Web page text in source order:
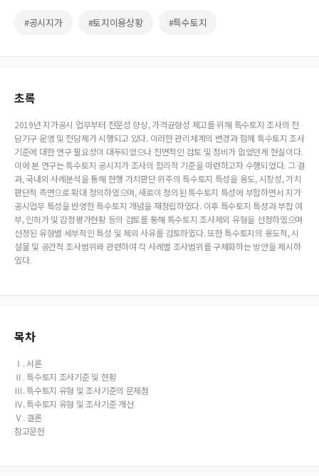
#공시지가 #토지이용상황 #특수토지
초록
2019년 지가공시 업무부터 전문성 향상, 가격균형성 제고를 위해 특수토지 조사의 전
담기구 운영 및 전담제가 시행되고 있다. 이러한 관리체계의 변경과 함께 특수토지 조사
기준에 대한 연구 필요성이 대두되었으나 전면적인 검토 및 정비가 없었던게 현실이다.
이에 본 연구는 특수토지 공시지가 조사의 합리적 기준을 마련하고자 수행되었다. 그 결
과, 국내외 사례분석을 통해 현행 가치판단 위주의 특수토지 특성을 용도, 시장성, 가치
판단적 측면으로 확대 정의하였으며, 새로이 정의된 특수토지 특성에 부합하면서 지가
공시업무 특성을 반영한 특수토지 개념을 재정립하였다. 이후 특수토지 특성과 부합 여
부, 인허가 및 감정평가현황 등의 검토를 통해 특수토지 조사제외 유형을 선정하였으며
선정된 유형별 세부적인 특성 및 제외 사유를 검토하였다. 또한 특수토지의 용도적, 시
설물 및 공간적 조사범위와 관련하여 각 사례별 조사범위를 구체화하는 방안을 제시하
였다.
목차
Ⅰ. 서론
Ⅱ. 특수토지 조사기준 및 현황
Ⅲ. 특수토지 유형 및 조사기준의 문제점
Ⅳ. 특수토지 유형 및 조사기준 개선
Ⅴ. 결론
참고문헌